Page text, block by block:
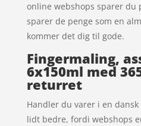
online webshops sparer du
sparer de penge som en
kommer det dig til gode.
Fingermaling,
6x150ml med
returret
Handler du varer i en
lidt bedre, fordi webshops